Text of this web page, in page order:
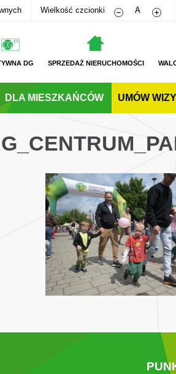
Wielkość czcionki Zmniejsz
A
DG SPRZEDAŻ NIERUCHOMOŚCI
DLA MIESZKAŃCÓW UMÓW